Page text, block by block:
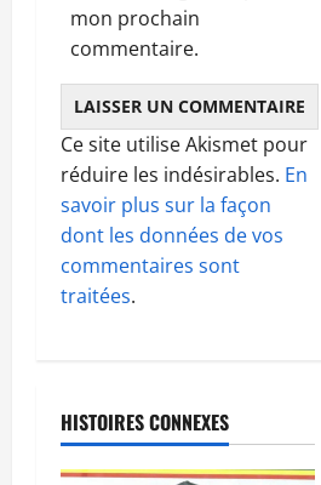
mon prochain
commentaire.
Ce site utilise Akismet pour
réduire les indésirables. En
savoir plus sur la façon
dont les données de vos
commentaires sont
traitées.
HISTOIRES CONNEXES